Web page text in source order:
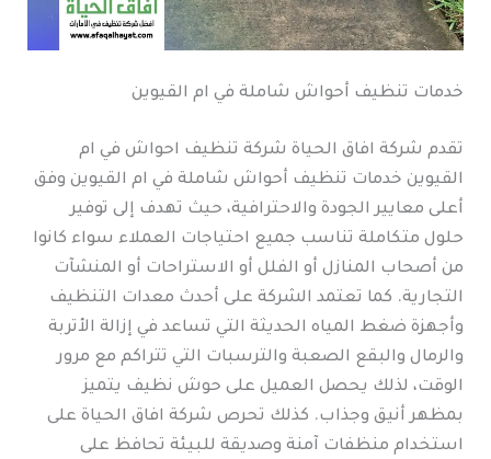
خدمات تنظيف أحواش شاملة في ام القيوين
تقدم شركة افاق الحياة شركة تنظيف احواش في ام
القيوين خدمات تنظيف أحواش شاملة في ام القيوين وفق
أعلى معايير الجودة والاحترافية، حيث تهدف إلى توفير
حلول متكاملة تناسب جميع احتياجات العملاء سواء كانوا
من أصحاب المنازل أو الفلل أو الاستراحات أو المنشآت
التجارية. كما تعتمد الشركة على أحدث معدات التنظيف
وأجهزة ضغط المياه الحديثة التي تساعد في إزالة الأتربة
والرمال والبقع الصعبة والترسبات التي تتراكم مع مرور
الوقت، لذلك يحصل العميل على حوش نظيف يتميز
بمظهر أنيق وجذاب. كذلك تحرص شركة افاق الحياة على
استخدام منظفات آمنة وصديقة للبيئة تحافظ على